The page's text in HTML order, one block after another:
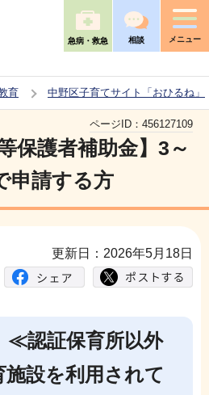
急病・救急 相談 メニュー
育 中野区子育てサイト「おひるね」
保護者補助金】3～
申請する方
ページID： 456127109
更新日：2026年5月18日
≪認証保育所以外
施設を利用されて